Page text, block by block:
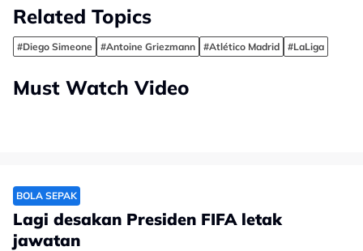
Related Topics
#Diego Simeone #Antoine Griezmann #Atlético Madrid #LaLiga
Must Watch Video
BOLA SEPAK
Lagi desakan Presiden FIFA letak
jawatan